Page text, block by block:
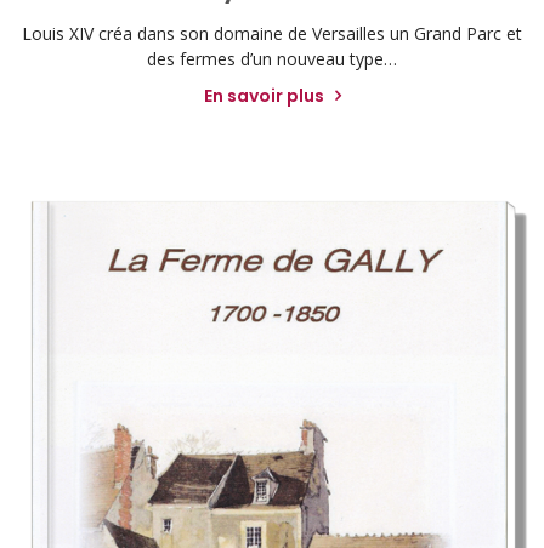
Louis XIV créa dans son domaine de Versailles un Grand Parc et
des fermes d’un nouveau type…
En savoir plus